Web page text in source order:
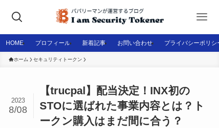
HOME プロフィール 新着記事 お問い合わせ プライバシーポリシ
ホーム セキュリティトークン
【trucpal】配当決定！INX初の
STOに選ばれた事業内容とは？ト
ークン購入はまだ間に合う？
2023
8/08